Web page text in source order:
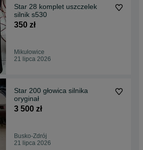
Star 28 komplet uszczelek
silnik s530
350 zł
Mikułowice
21 lipca 2026
Star 200 głowica silnika
oryginał
3 500 zł
Busko-Zdrój
21 lipca 2026